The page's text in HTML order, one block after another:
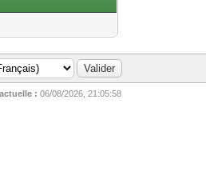
: 06/08/2026, 21:05:58